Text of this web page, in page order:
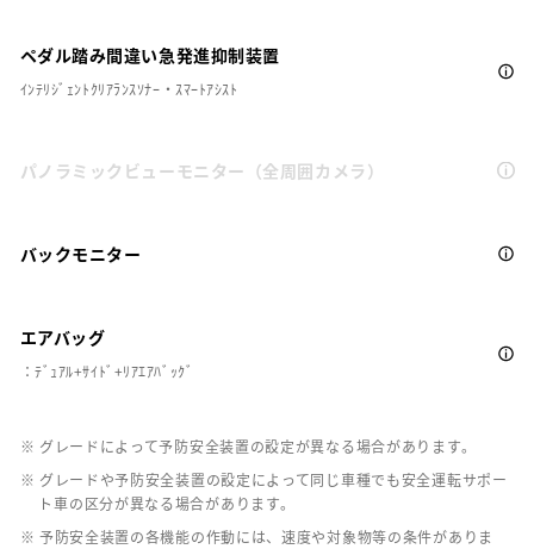
ペダル踏み間違い急発進抑制装置
ｲﾝﾃﾘｼﾞｪﾝﾄｸﾘｱﾗﾝｽｿﾅｰ・ｽﾏｰﾄｱｼｽﾄ
パノラミックビューモニター（全周囲カメラ）
バックモニター
エアバッグ
：ﾃﾞｭｱﾙ+ｻｲﾄﾞ+ﾘｱｴｱﾊﾞｯｸﾞ
※ グレードによって予防安全装置の設定が異なる場合があります。
※ グレードや予防安全装置の設定によって同じ車種でも安全運転サポー
ト車の区分が異なる場合があります。
※ 予防安全装置の各機能の作動には、速度や対象物等の条件がありま